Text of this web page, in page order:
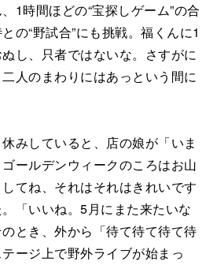
1時間ほどの“宝探しゲーム”の合
の“野試合”にも挑戦。福くんに1
し、只者ではないな。さすがに
人のまわりにはあっという間に
みしていると、店の娘が「いま
ールデンウィークのころはお山
てね、それはそれはきれいです
「いいね。5月にまた来たいな
とき、外から「待て待て待て待
ージ上で野外ライブが始まっ